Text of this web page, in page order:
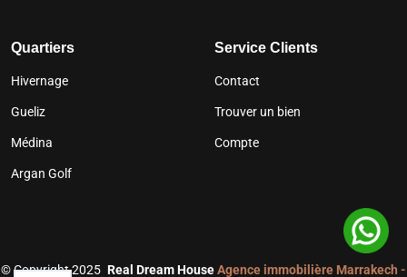
Quartiers
Hivernage
Gueliz
Médina
Argan Golf
Service Clients
Contact
Trouver un bien
Compte
©Copyright 2025 Real Dream HouseAgence immobilière Marrakech -